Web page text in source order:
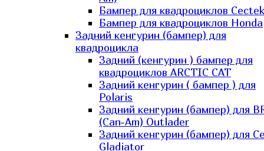
Бампер для квадроциклов Cectek
Бампер для квадроциклов Honda
Задний кенгурин (бампер) для
квадроцикла
Задний (кенгурин ) бампер для
квадроциклов ARCTIC CAT
Задний кенгурин ( бампер ) для
Polaris
Задний кенгурин (бампер) для
(Can-Am) Outlader
Задний кенгурин (бампер) для
Gladiator